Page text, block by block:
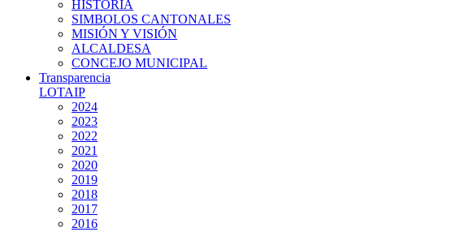
HISTORIA
SIMBOLOS CANTONALES
MISIÓN Y VISIÓN
ALCALDESA
CONCEJO MUNICIPAL
Transparencia
LOTAIP
2024
2023
2022
2021
2020
2019
2018
2017
2016